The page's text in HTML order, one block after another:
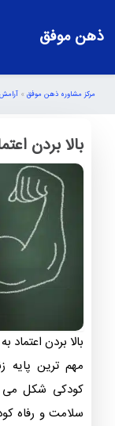
ذهن موفق
مرکز مشاوره ذهن موفق » آرامش
بالا بردن
بالا بردن
مهم ترین پایه
کودکی شکل می
سلامت و رفاه